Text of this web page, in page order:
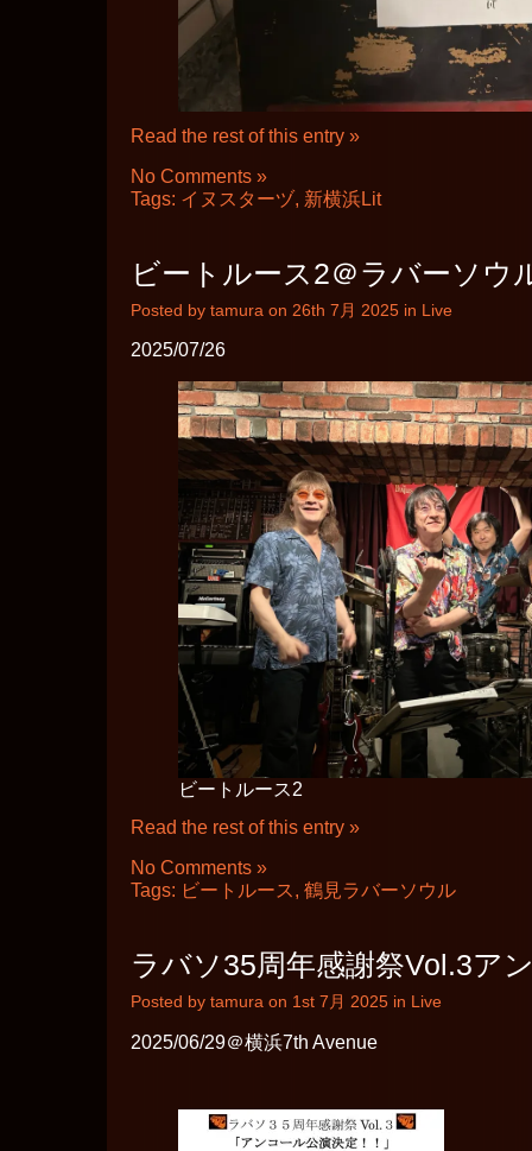
Read the rest of this entry »
No Comments »
Tags: イヌスターヅ, 新横浜Lit
ビートルース2＠ラバーソウ
Posted by tamura on 26th 7月 2025 in Live
2025/07/26
ビートルース2
Read the rest of this entry »
No Comments »
Tags: ビートルース, 鶴見ラバーソウル
ラバソ35周年感謝祭Vol.3ア
Posted by tamura on 1st 7月 2025 in Live
2025/06/29＠横浜7th Avenue